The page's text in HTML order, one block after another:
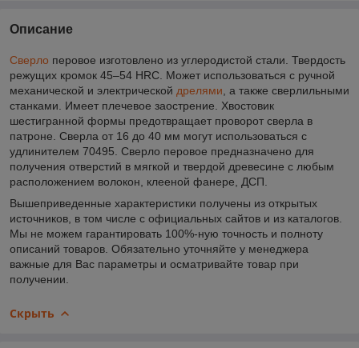
Описание
Сверло перовое изготовлено из углеродистой стали. Твердость
режущих кромок 45–54 HRС. Может использоваться с ручной
механической и электрической дрелями , а также сверлильными
станками. Имеет плечевое заострение. Хвостовик
шестигранной формы предотвращает проворот сверла в
патроне. Сверла от 16 до 40 мм могут использоваться с
удлинителем 70495. Сверло перовое предназначено для
получения отверстий в мягкой и твердой древесине с любым
расположением волокон, клееной фанере, ДСП.
Вышеприведенные характеристики получены из открытых
источников, в том числе с официальных сайтов и из каталогов.
Мы не можем гарантировать 100%-ную точность и полноту
описаний товаров. Обязательно уточняйте у менеджера
важные для Вас параметры и осматривайте товар при
получении.
Скрыть